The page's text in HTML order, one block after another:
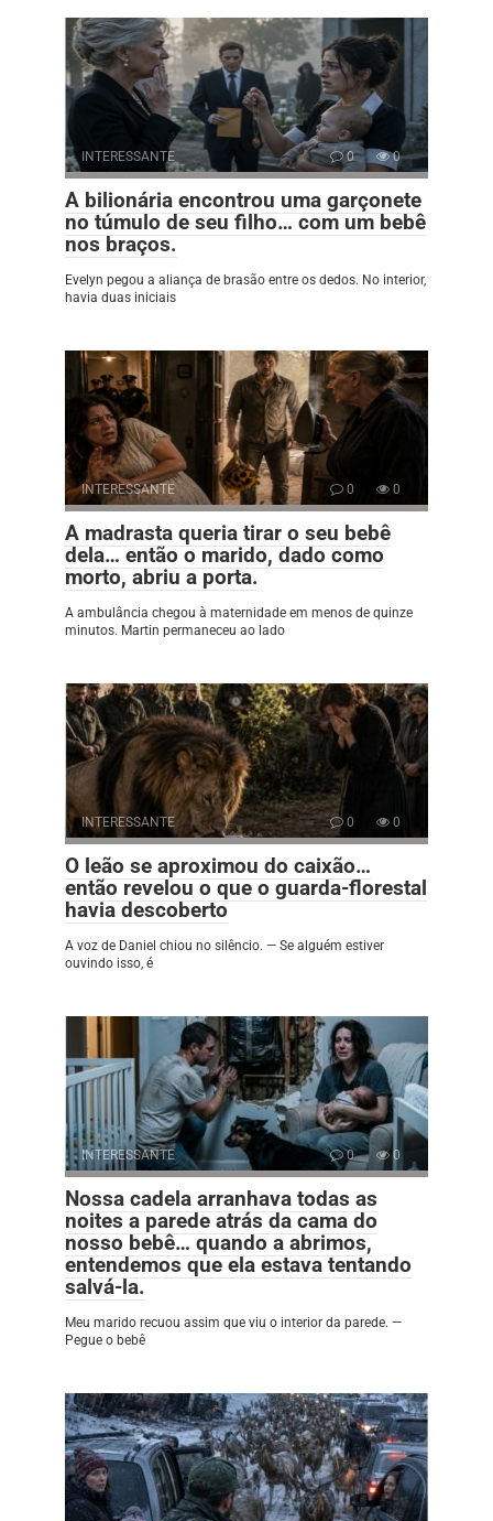
INTERESSANTE 0 0
A bilionária encontrou uma garçonete
no túmulo de seu filho… com um bebê
nos braços.
Evelyn pegou a aliança de brasão entre os dedos. No interior,
havia duas iniciais
INTERESSANTE 0 0
A madrasta queria tirar o seu bebê
dela… então o marido, dado como
morto, abriu a porta.
A ambulância chegou à maternidade em menos de quinze
minutos. Martin permaneceu ao lado
INTERESSANTE 0 0
O leão se aproximou do caixão…
então revelou o que o guarda-florestal
havia descoberto
A voz de Daniel chiou no silêncio. — Se alguém estiver
ouvindo isso, é
INTERESSANTE 0 0
Nossa cadela arranhava todas as
noites a parede atrás da cama do
nosso bebê… quando a abrimos,
entendemos que ela estava tentando
salvá-la.
Meu marido recuou assim que viu o interior da parede. —
Pegue o bebê